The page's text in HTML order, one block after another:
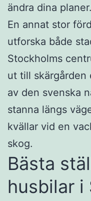
ändra dina planer.
En annat stor
utforska både
Stockholms
ut till
av den svenska
stanna längs
kvällar vid en
skog.
Bästa
husbilar i